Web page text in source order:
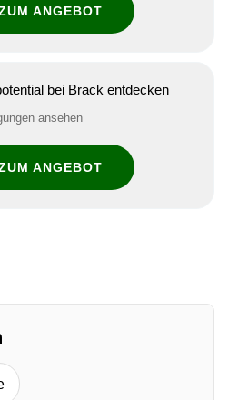
ANGEBOT
bei Brack entdecken
ansehen
ANGEBOT